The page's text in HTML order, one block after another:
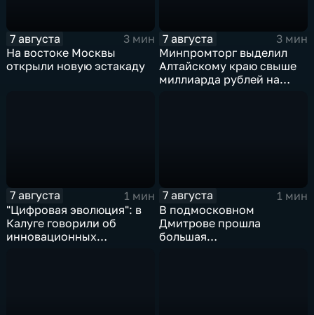
7 августа
3 мин
На востоке Москвы
открыли новую эстакаду
7 августа
3 мин
Минпромторг выделил
Алтайскому краю свыше
миллиарда рублей на
7 августа
1 мин
"Цифровая эволюция": в
Калуге говорили об
инновационных
7 августа
1 мин
В подмосковном
Дмитрове прошла
большая